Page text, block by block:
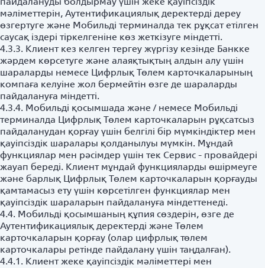
мәліметтерін, Аутентификациялық деректерді дереу
өзгертуге және Мобильді терминалда тек рұқсат етілген
саусақ іздері тіркелгеніне көз жеткізуге міндетті.
4.3.3. Клиент кез келген тергеу жүргізу кезінде Банкке
жәрдем көрсетуге және алаяқтықтың алдын алу үшін
шараларды немесе Цифрлық Төлем карточкаларының
компаға келуіне жол бермейтін өзге де шараларды
пайдалануға міндетті.
4.3.4. Мобильді қосымшада және / немесе Мобильді
терминалда Цифрлық Төлем карточкаларын рұқсатсыз
пайдаланудан қорғау үшін белгілі бір мүмкіндіктер мен
қауіпсіздік шаралары қолданылуы мүмкін. Мұндай
функциялар мен рәсімдер үшін тек Сервис - провайдері
жауап береді. Клиент мұндай функцияларды өшірмеуге
және барлық Цифрлық Төлем карточкаларын қорғауды
қамтамасыз ету үшін көрсетілген функциялар мен
қауіпсіздік шараларын пайдалануға міндеттенеді.
4.4. Мобильді қосымшаның құпия сөздерін, өзге де
Аутентификациялық деректерді және Төлем
карточкаларын қорғау (олар цифрлық төлем
карточкалары ретінде пайдалану үшін таңдалған).
4.4.1. Клиент жеке қауіпсіздік мәліметтері мен